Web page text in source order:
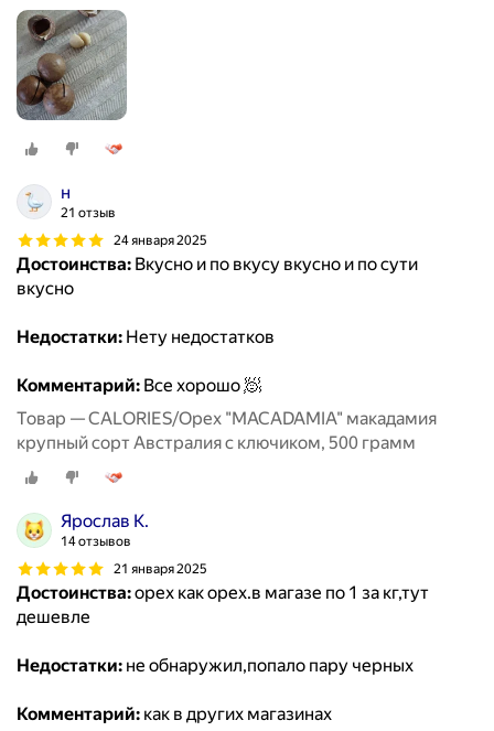
н
21 отзыв
24 января 2025
Достоинства: Вкусно и по вкусу вкусно и по сути
вкусно
Недостатки: Нету недостатков
Комментарий: Все хорошо 🧖
Товар — CALORIES/Орех "MACADAMIA" макадамия
крупный сорт Австралия с ключиком, 500 грамм
Ярослав К.
14 отзывов
21 января 2025
Достоинства:орех как орех.в магазе по 1 за кг,тут
дешевле
Недостатки: не обнаружил,попало пару черных
Комментарий: как в других магазинах